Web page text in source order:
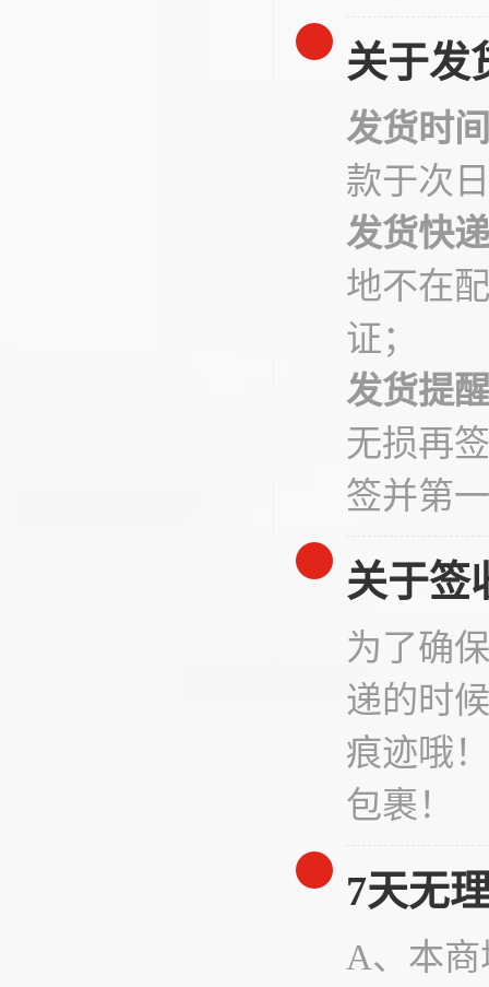
关于发
发货时间
款于次
发货快递
地不在
证；
发货提醒
无损再
签并第
关于签
为了确
递的时
痕迹哦
包裹！
7天无
A、本